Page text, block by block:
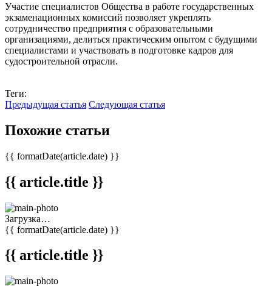
Участие специалистов Общества в работе государственных
экзаменационных комиссий позволяет укреплять
сотрудничество предприятия с образовательными
организациями, делиться практическим опытом с будущими
специалистами и участвовать в подготовке кадров для
судостроительной отрасли.
Теги:
Предыдущая статья Следующая статья
Похожие статьи
{{ formatDate(article.date) }}
{{ article.title }}
Загрузка…
{{ formatDate(article.date) }}
{{ article.title }}